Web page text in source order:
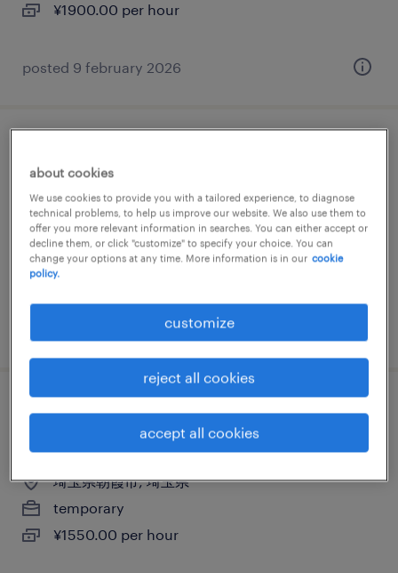
¥1900.00 per hour
posted 9 february 2026
埼玉県朝霞市, 埼玉県
temporary
¥1337.00 per hour
介護・福祉の送迎、軽・普通車、普通免
許、準中型免許
埼玉県朝霞市, 埼玉県
temporary
¥1550.00 per hour
about cookies
We use cookies to provide you with a tailored experience, to diagnose
technical problems, to help us improve our website. We also use them to
offer you more relevant information in searches. You can either accept or
decline them, or click "customize" to specify your choice. You can
change your options at any time. More information is in our cookie
policy.
customize
reject all cookies
accept all cookies